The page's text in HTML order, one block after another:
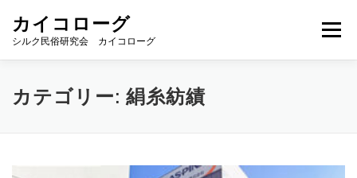
カイコローグ
シルク民俗研究会 カイコローグ
メニュー
カイコローグの歩み 資料館図書
カテゴリー: 絹糸紡績